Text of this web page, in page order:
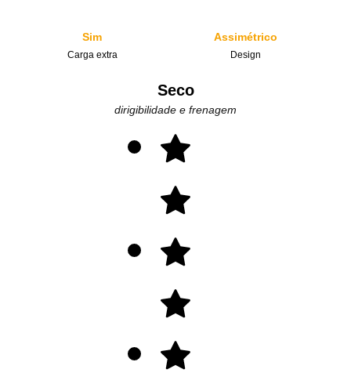
Sim
Carga extra
Assimétrico
Design
Seco
dirigibilidade e frenagem